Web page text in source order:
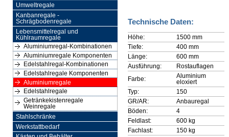
Umweltregale
Kanbanregale -
Schrägbodenregale
Lebensmittelregal und
Kühlraumregale
Aluminiumregal-Kombinationen
Aluminiumregale Komponenten
Edelstahlregal-Kombinationen
Edelstahlregale Komponenten
Aluminiumregale
Edelstahlregale
Getränkekistenregale
Weinregale
Stahlschränke
Werkstattbedarf
Technische Daten:
Höhe:
1500 mm
Tiefe:
400 mm
Länge:
600 mm
Ausführung:
Rostauflagen
Farbe:
Aluminium
eloxiert
Typ:
150
GR/AR:
Anbauregal
Böden:
4
Feldlast:
600 kg
Fachlast:
150 kg